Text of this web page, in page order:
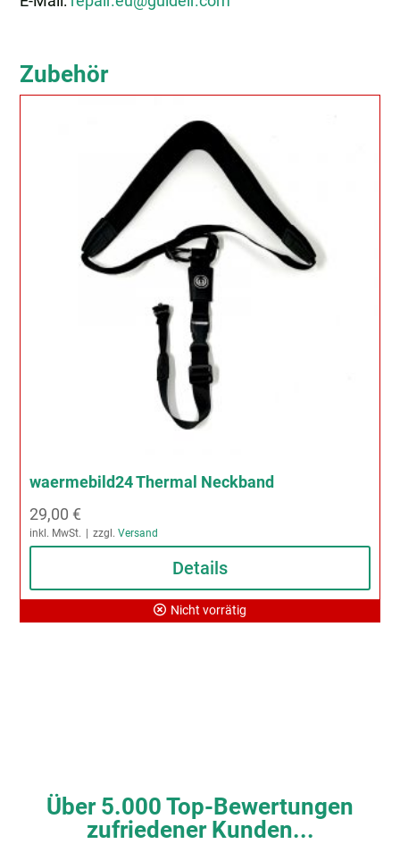
Zubehör
waermebild24 Thermal Neckband
29,00€
inkl. MwSt. zzgl.Versand
Nicht vorrätig
Details
Über 5.000 Top-Bewertungen
zufriedener Kunden...